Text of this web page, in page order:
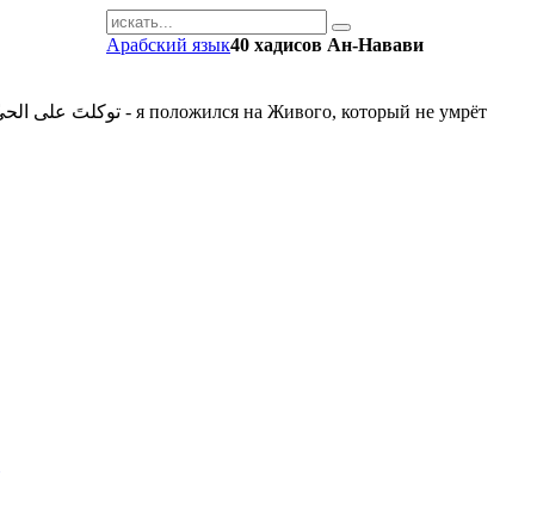
Арабский язык40 хадисов Ан-Навави